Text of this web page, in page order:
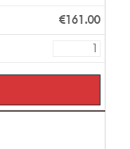
€161.00